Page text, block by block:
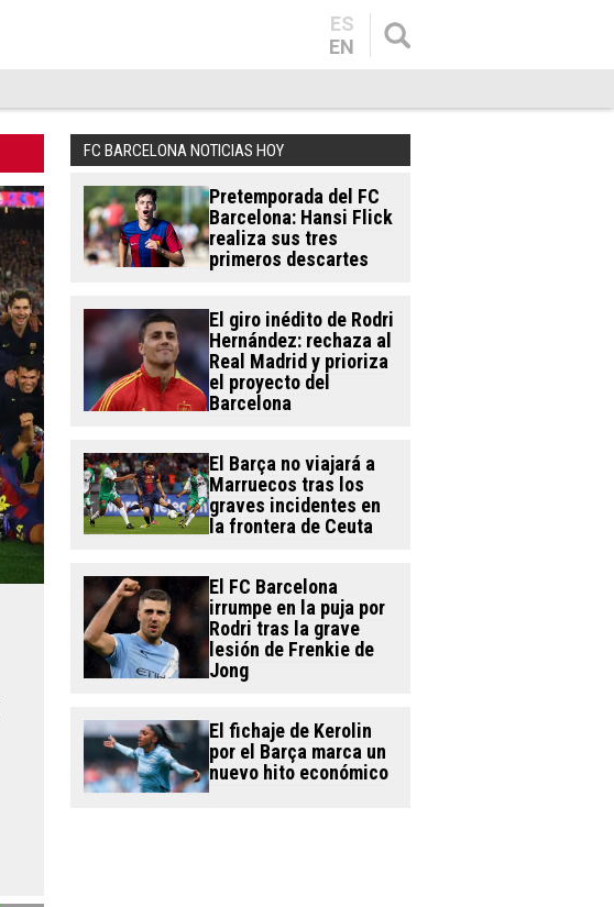
ES
EN
FC BARCELONA NOTICIAS HOY
Pretemporada del FC
Barcelona: Hansi Flick
realiza sus tres
primeros descartes
El giro inédito de Rodri
Hernández: rechaza al
Real Madrid y prioriza
el proyecto del
Barcelona
El Barça no viajará a
Marruecos tras los
graves incidentes en
la frontera de Ceuta
El FC Barcelona
irrumpe en la puja por
Rodri tras la grave
lesión de Frenkie de
Jong
El fichaje de Kerolin
por el Barça marca un
nuevo hito económico